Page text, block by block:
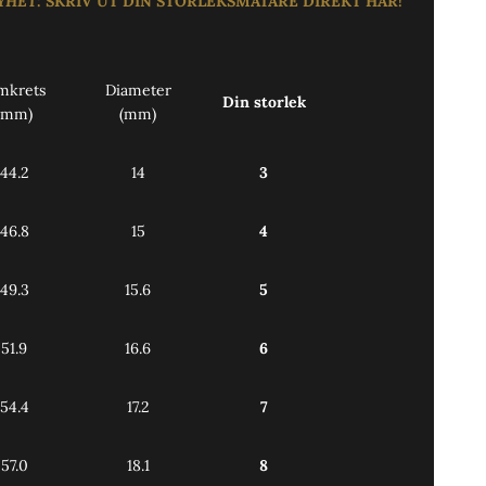
Diameter
(mm)
Din storlek
44.2 14 3
46.8 15 4
49.3 15.6 5
51.9 16.6 6
54.4 17.2 7
57.0 18.1 8